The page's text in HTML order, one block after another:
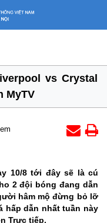
vs Crystal
MyTV
10/8 tới đây sẽ là cú
2 đội bóng đang dẫn
hâm mộ đừng bỏ lỡ
dẫn nhất tuần này
Trực tiếp.